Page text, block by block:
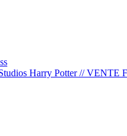
Harry Potter // VENTE